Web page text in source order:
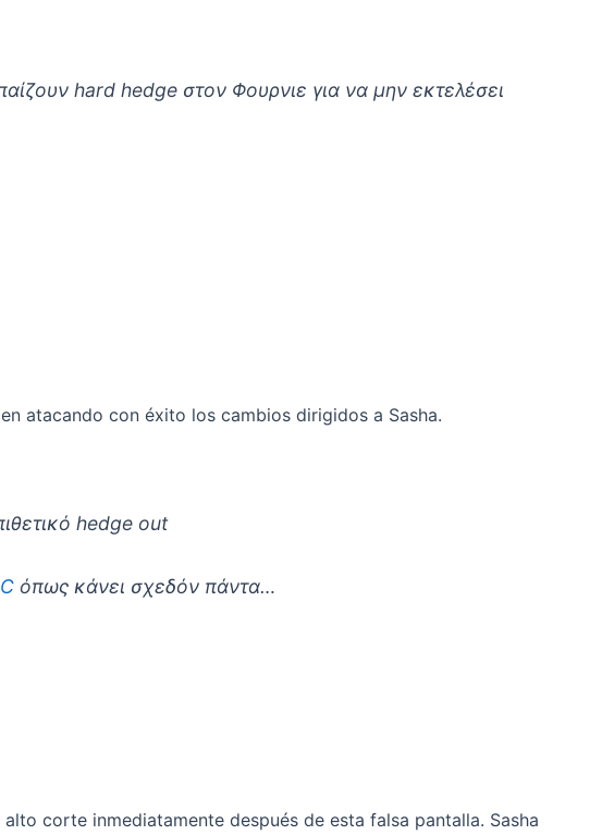
hard hedge στον Φουρνιε για να μην εκτελέσει
atacando con éxito los cambios dirigidos a Sasha.
hedge out
όπως κάνει σχεδόν πάντα…
corte inmediatamente después de esta falsa pantalla. Sasha